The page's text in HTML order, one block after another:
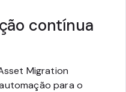
contínua
Migration
para o